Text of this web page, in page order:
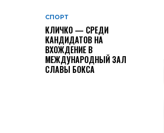
СПОРТ
КЛИЧКО — СРЕДИ
КАНДИДАТОВ НА
ВХОЖДЕНИЕ В
МЕЖДУНАРОДНЫЙ ЗАЛ
СЛАВЫ БОКСА